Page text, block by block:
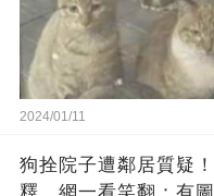
2024/01/11
狗拴院子遭鄰居質疑
釋 網一看笑翻：有圖